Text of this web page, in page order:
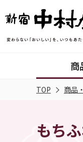
商
TOP 商品
もち